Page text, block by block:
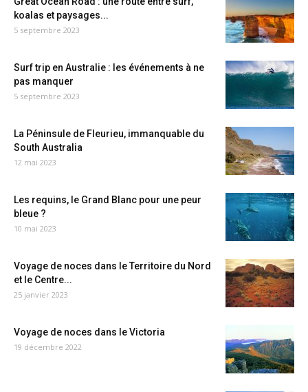
koalas et paysages...
5 septembre 2023
Surf trip en Australie : les événements à ne
pas manquer
5 septembre 2023
La Péninsule de Fleurieu, immanquable du
South Australia
12 mai 2023
Les requins, le Grand Blanc pour une peur
bleue ?
10 mai 2023
Voyage de noces dans le Territoire du Nord
et le Centre...
25 janvier 2023
Voyage de noces dans le Victoria
19 décembre 2022